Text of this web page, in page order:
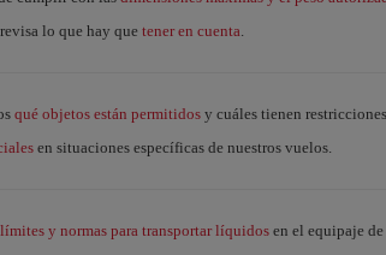
lo que hay que tener en cuenta.
qué objetos están permitidos y cuáles tienen
en situaciones específicas de nuestros vuelos.
límites y normas para transportar líquidos en el equipaje de